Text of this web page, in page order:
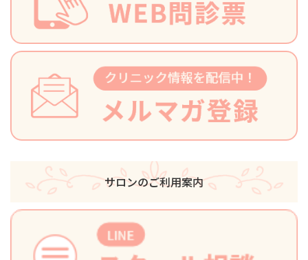
サロンのご利用案内